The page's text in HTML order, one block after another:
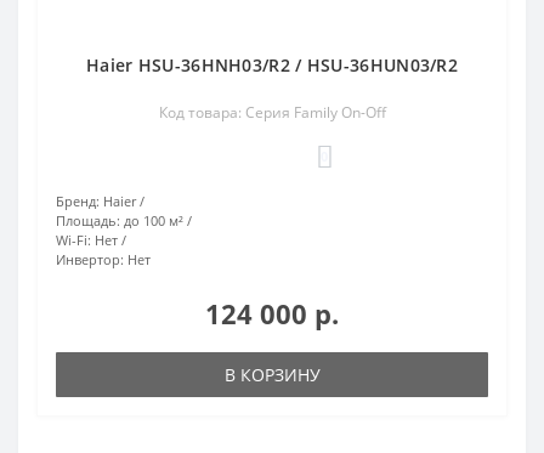
Haier HSU-36HNH03/R2 / HSU-36HUN03/R2
Код товара: Серия Family On-Off
Бренд: Haier
Площадь: до 100 м²
Wi-Fi: Нет
Инвертор: Нет
124 000 р.
В КОРЗИНУ